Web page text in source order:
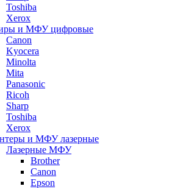
Toshiba
Xerox
и МФУ цифровые
Canon
Kyocera
Minolta
Mita
Panasonic
Ricoh
Sharp
Toshiba
Xerox
и МФУ лазерные
Лазерные МФУ
Brother
Canon
Epson